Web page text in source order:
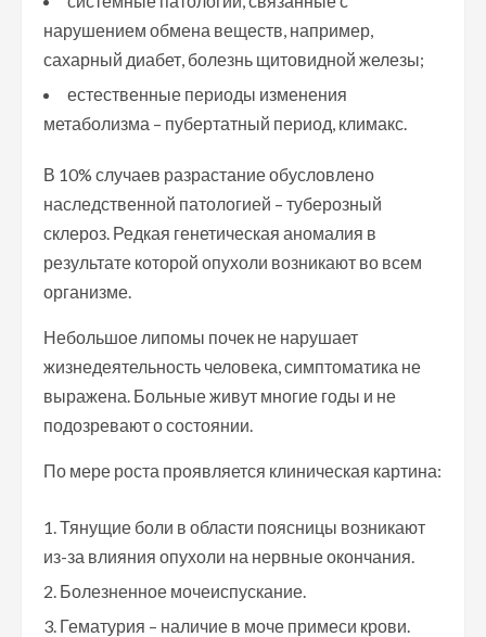
нарушением обмена веществ, например,
сахарный диабет, болезнь щитовидной железы;
естественные периоды изменения
метаболизма – пубертатный период, климакс.
В 10% случаев разрастание обусловлено
наследственной патологией – туберозный
склероз. Редкая генетическая аномалия в
результате которой опухоли возникают во всем
организме.
Небольшое липомы почек не нарушает
жизнедеятельность человека, симптоматика не
выражена. Больные живут многие годы и не
подозревают о состоянии.
По мере роста проявляется клиническая картина:
Тянущие боли в области поясницы возникают
из-за влияния опухоли на нервные окончания.
Болезненное мочеиспускание.
Гематурия – наличие в моче примеси крови.